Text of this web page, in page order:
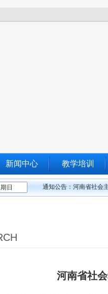
新闻中心 教学培训
日 通知公告： 河南省社会
河南省社